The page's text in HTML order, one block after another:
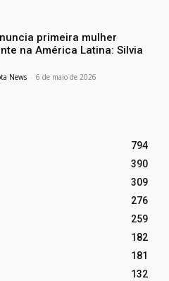
primeira mulher
na América Latina: Silvia
News - 6 de maio de 2026
794
390
309
276
259
182
181
132